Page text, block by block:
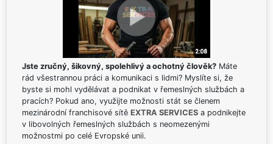
Jste zručný, šikovný, spolehlivý a ochotný člověk? Máte
rád všestrannou práci a komunikaci s lidmi? Myslíte si, že
byste si mohl vydělávat a podnikat v řemeslných službách a
pracích? Pokud ano, využijte možnosti stát se členem
mezinárodní franchisové sítě EXTRA SERVICES a podnikejte
v libovolných řemeslných službách s neomezenými
možnostmi po celé Evropské unii.